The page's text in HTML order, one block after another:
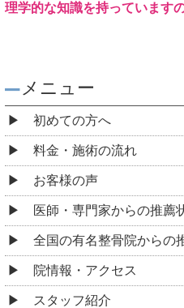
理学的な知識を持っています
メニュー
初めての方へ
料金・施術の流れ
お客様の声
医師・専門家からの推薦
全国の有名整骨院からの
院情報・アクセス
スタッフ紹介